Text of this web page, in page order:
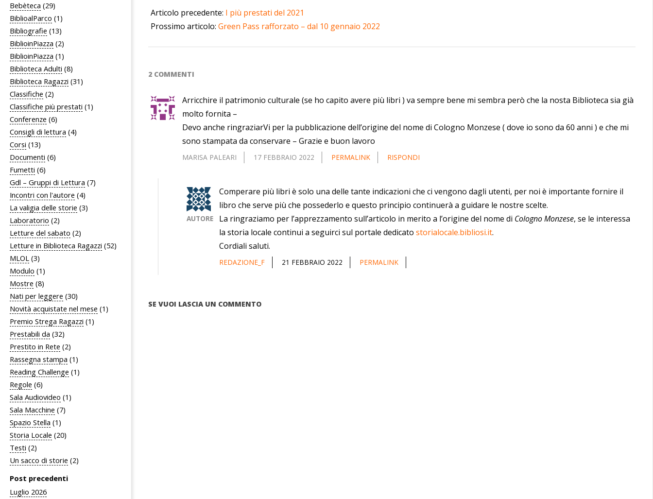
Bebèteca (29)
BiblioalParco (1)
Bibliografie (13)
BiblioinPiazza (2)
BiblioinPiazza (1)
Biblioteca Adulti (8)
Biblioteca Ragazzi (31)
Classifiche (2)
Classifiche più prestati (1)
Conferenze (6)
Consigli di lettura (4)
Corsi (13)
Documenti (6)
Fumetti (6)
Gdl – Gruppi di Lettura (7)
Incontri con l'autore (4)
La valigia delle storie (3)
Laboratorio (2)
Letture del sabato (2)
Letture in Biblioteca Ragazzi (52)
MLOL (3)
Modulo (1)
Mostre (8)
Nati per leggere (30)
Novità acquistate nel mese (1)
Premio Strega Ragazzi (1)
Prestabili da (32)
Prestito in Rete (2)
Rassegna stampa (1)
Reading Challenge (1)
Regole (6)
Sala Audiovideo (1)
Sala Macchine (7)
Spazio Stella (1)
Storia Locale (20)
Testi (2)
Un sacco di storie (2)
Post precedenti
Luglio 2026
01-
06
Articolo precedente: I più prestati del 2021
Prossimo articolo: Green Pass rafforzato – dal 10 gennaio 2022
2 COMMENTI
Arricchire il patrimonio culturale (se ho capito avere più libri ) va sempre bene mi sembra però che la nosta Biblioteca sia già
molto fornita –
Devo anche ringraziarVi per la pubblicazione dell’origine del nome di Cologno Monzese ( dove io sono da 60 anni ) e che mi
sono stampata da conservare – Grazie e buon lavoro
MARISA PALEARI 17 FEBBRAIO 2022 PERMALINK RISPONDI
AUTORE
Comperare più libri è solo una delle tante indicazioni che ci vengono dagli utenti, per noi è importante fornire il
libro che serve più che possederlo e questo principio continuerà a guidare le nostre scelte.
La ringraziamo per l’apprezzamento sull’articolo in merito a l’origine del nome di Cologno Monzese, se le interessa
la storia locale continui a seguirci sul portale dedicato storialocale.bibliosi.it.
Cordiali saluti.
REDAZIONE_F 21 FEBBRAIO 2022 PERMALINK
SE VUOI LASCIA UN COMMENTO